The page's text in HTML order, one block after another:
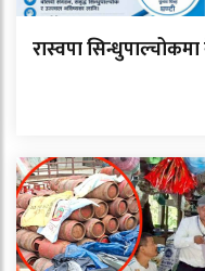
रास्वपा